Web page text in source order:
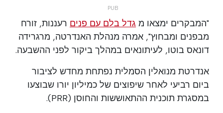
"המבקרים ימצאו מ גדל בלם עם פנים רעננות, זורח
מבפנים ומבחוץ", אמרה מנהלת האנדרטה, מרגרידה
דונאס בוטו, לעיתונאים במהלך ביקור לפני ההשבעה.
אנדרטת מנואלין הסמלית נפתחת מחדש לציבור
ביום רביעי לאחר שיפוצים של כמיליון יורו שבוצעו
במסגרת תוכנית ההתאוששות והחוסן (PRR).